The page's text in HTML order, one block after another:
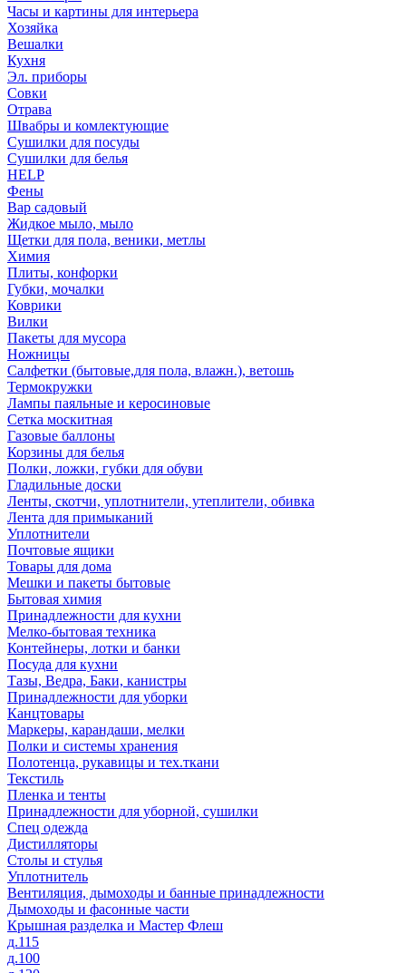
Часы и картины для интерьера
Хозяйка
Вешалки
Кухня
Эл. приборы
Совки
Отрава
Швабры и комлектующие
Сушилки для посуды
Сушилки для белья
HELP
Фены
Вар садовый
Жидкое мыло, мыло
Щетки для пола, веники, метлы
Химия
Плиты, конфорки
Губки, мочалки
Коврики
Вилки
Пакеты для мусора
Ножницы
Салфетки (бытовые,для пола, влажн.), ветошь
Термокружки
Лампы паяльные и керосиновые
Сетка москитная
Газовые баллоны
Корзины для белья
Полки, ложки, губки для обуви
Гладильные доски
Ленты, скотчи, уплотнители, утеплители, обивка
Лента для примыканий
Уплотнители
Почтовые ящики
Товары для дома
Мешки и пакеты бытовые
Бытовая химия
Принадлежности для кухни
Мелко-бытовая техника
Контейнеры, лотки и банки
Посуда для кухни
Тазы, Ведра, Баки, канистры
Принадлежности для уборки
Канцтовары
Маркеры, карандаши, мелки
Полки и системы хранения
Полотенца, рукавицы и тех.ткани
Текстиль
Пленка и тенты
Принадлежности для уборной, сушилки
Спец одежда
Дистилляторы
Столы и стулья
Уплотнитель
Вентиляция, дымоходы и банные принадлежности
Дымоходы и фасонные части
Крышная разделка и Мастер Флеш
д.115
д.100